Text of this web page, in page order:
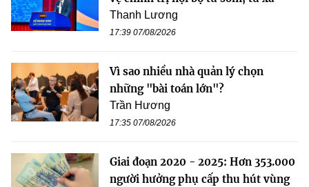
Thanh Lương
17:39 07/08/2026
Vì sao nhiều nhà quản lý chọn
những "bài toán lớn"?
Trần Hương
17:35 07/08/2026
Giai đoạn 2020 - 2025: Hơn 353.000
người hưởng phụ cấp thu hút vùng